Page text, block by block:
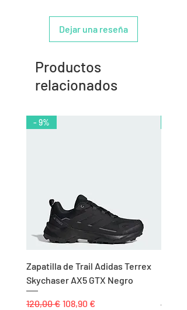
Dejar una reseña
Productos
relacionados
- 9%
Zapatilla de Trail Adidas Terrex
Skychaser AX5 GTX Negro
Precio
120,00 € Precio de oferta
108,90 €